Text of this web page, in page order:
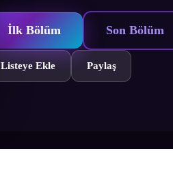
İlk Bölüm Son Bölüm
Listeye Ekle Paylaş